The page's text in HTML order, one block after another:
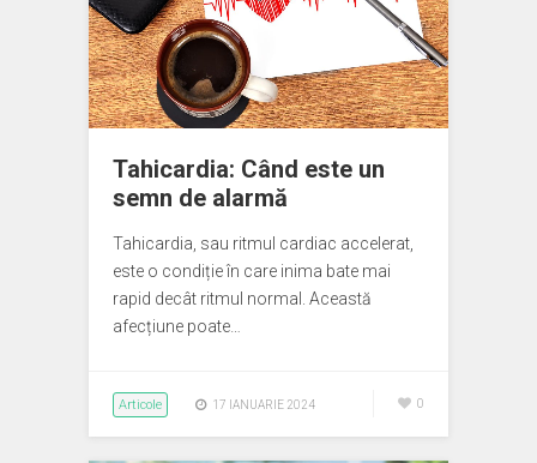
Tahicardia: Când este un
semn de alarmă
Tahicardia, sau ritmul cardiac accelerat,
este o condiție în care inima bate mai
rapid decât ritmul normal. Această
afecțiune poate…
Articole 17 IANUARIE 2024 0